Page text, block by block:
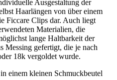
Ausgestaltung der
Haarlängen von über einem
Ficcare Clips dar. Auch liegt
Materialien, die
lange Haltbarkeit der
Messing gefertigt, die je nach
18k vergoldet wurde.
einem kleinen Schmuckbeutel